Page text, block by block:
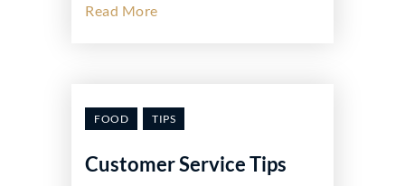
Read More
FOOD TIPS
Customer Service Tips